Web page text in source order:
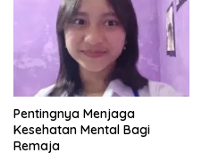
Pentingnya Menjaga
Kesehatan Mental Bagi
Remaja